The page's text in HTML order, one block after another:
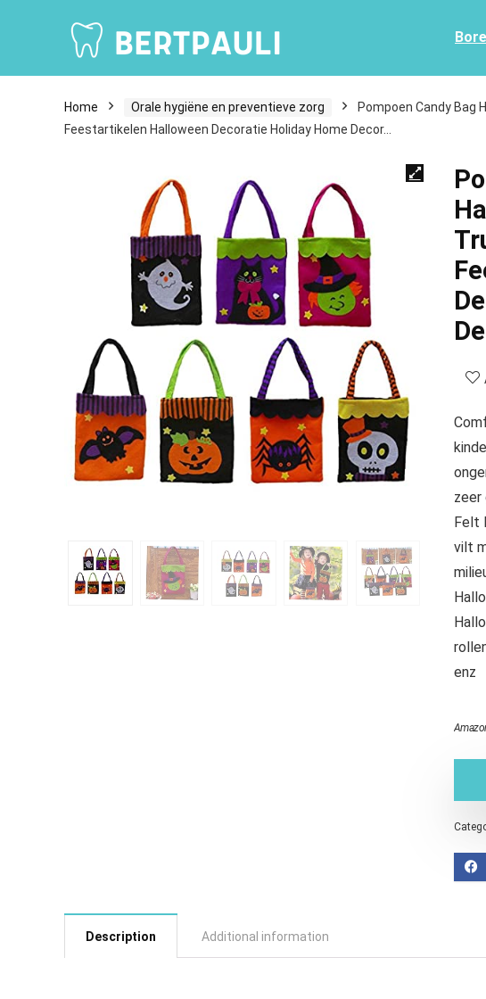
Home Orale hygiëne en preventieve zorg
Pompoen Candy Bag
Feestartikelen Halloween Decoratie Holiday Home Decor…
zeer
Felt
vilt
enz
Description Additional information